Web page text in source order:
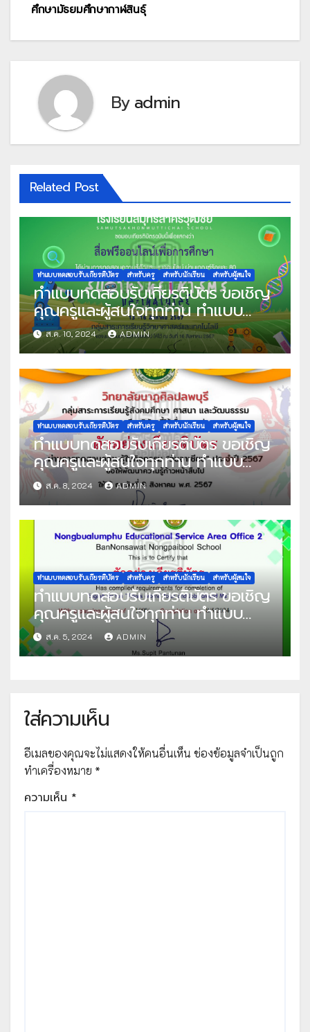
ศึกษามัธยมศึกษากาฬสินธุ์
Byadmin
Related Post
ทำแบบทดสอบรับเกียรติบัตร สำหรับครู สำหรับนักเรียน สำหรับผู้สนใจ
ทำแบบทดสอบรับเกียรติบัตร ขอเชิญ
คุณครูและผู้สนใจทุกท่าน ทำแบบ
ทดสอบออนไลน์ แบบทดสอบวัดความ
รู้พื้นฐานระบบออนไลน์ เนื่องในสัปดาห์
วันวิทยาศาสตร์แห่งชาติ ประจำปีการ
ศึกษา 2567 ผ่านเกณฑ์ที่กำหนด
80% ขึ้นไป รับเกียรติบัตรทาง E-
mail จัดทำโดย โรงเรียนสมุทรสาคร
วุฒิชัย
ส.ค. 10, 2024 ADMIN
ทำแบบทดสอบรับเกียรติบัตร สำหรับครู สำหรับนักเรียน สำหรับผู้สนใจ
ทำแบบทดสอบรับเกียรติบัตร ขอเชิญ
คุณครูและผู้สนใจทุกท่าน ทำแบบ
ทดสอบออนไลน์ แบบทดสอบความรู้
วันอาเซียน ปีการศึกษา 2567 ผ่าน
เกณฑ์ที่กำหนด 70% ขึ้นไป รับเกียรติ
บัตรทาง E-mail จัดทำโดย วิทยาลัย
นาฏศิลปลพบุรี
ส.ค. 8, 2024 ADMIN
ทำแบบทดสอบรับเกียรติบัตร สำหรับครู สำหรับนักเรียน สำหรับผู้สนใจ
ทำแบบทดสอบรับเกียรติบัตร ขอเชิญ
คุณครูและผู้สนใจทุกท่าน ทำแบบ
ทดสอบออนไลน์ แบบทดสอบ ภาษา
อังกฤษเพื่อความเข้าใจ ชุด English
for Fun “Places around Town
E-mail จัดทำโดย โรงเรียนบ้านโนน
สวาทหนองไพบูลย์
ส.ค. 5, 2024 ADMIN
ใส่ความเห็น
อีเมลของคุณจะไม่แสดงให้คนอื่นเห็น ช่องข้อมูลจำเป็นถูก
ทำเครื่องหมาย *
ความเห็น *